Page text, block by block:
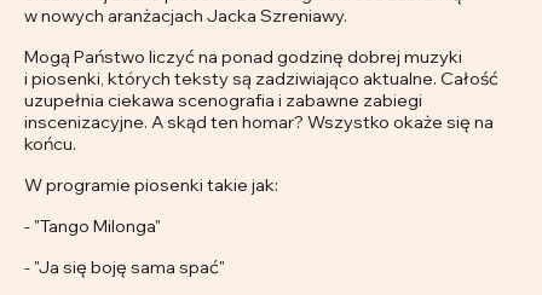
w nowych aranżacjach Jacka Szreniawy.
Mogą Państwo liczyć na ponad godzinę dobrej muzyki
i piosenki, których teksty są zadziwiająco aktualne. Całość
uzupełnia ciekawa scenografia i zabawne zabiegi
inscenizacyjne. A skąd ten homar? Wszystko okaże się na
końcu.
W programie piosenki takie jak:
- "Tango Milonga"
- "Ja się boję sama spać"